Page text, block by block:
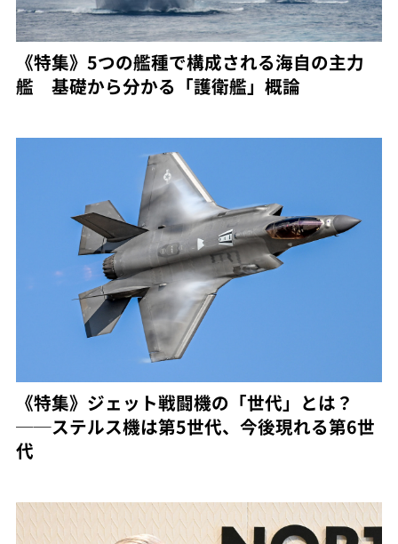
《特集》5つの艦種で構成される海自の主力
艦 基礎から分かる「護衛艦」概論
《特集》ジェット戦闘機の「世代」とは？
──ステルス機は第5世代、今後現れる第6世
代